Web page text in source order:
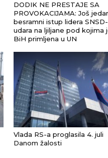
DODIK NE PRESTAJE SA
PROVOKACIJAMA: Još
besramni istup lidera
udara na ljiljane pod kojima
BiH primljena u UN
Vlada RS-a proglasila 4. juli
Danom žalosti